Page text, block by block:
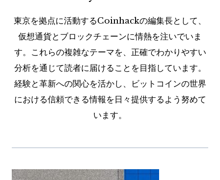
東京を拠点に活動するCoinhackの編集長として、
仮想通貨とブロックチェーンに情熱を注いでいま
す。これらの複雑なテーマを、正確でわかりやすい
分析を通じて読者に届けることを目指しています。
経験と革新への関心を活かし、ビットコインの世界
における信頼できる情報を日々提供するよう努めて
います。